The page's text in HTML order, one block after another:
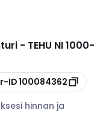
- TEHU NI 1000-
ID100084362
hinnan ja